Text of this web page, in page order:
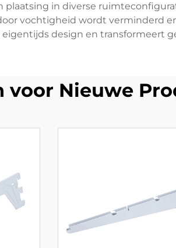
in diverse
vochtigheid wordt verminderd
design en transformeert
voor Nieuwe